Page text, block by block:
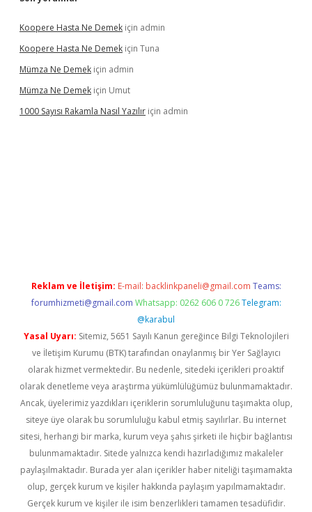
Koopere Hasta Ne Demek için admin
Koopere Hasta Ne Demek için Tuna
Mümza Ne Demek için admin
Mümza Ne Demek için Umut
1000 Sayısı Rakamla Nasıl Yazılır için admin
Reklam ve İletişim: E-mail: backlinkpaneli@gmail.com Teams:
forumhizmeti@gmail.com Whatsapp: 0262 606 0 726 Telegram:
@karabul
Yasal Uyarı: Sitemiz, 5651 Sayılı Kanun gereğince Bilgi Teknolojileri
ve İletişim Kurumu (BTK) tarafından onaylanmış bir Yer Sağlayıcı
olarak hizmet vermektedir. Bu nedenle, sitedeki içerikleri proaktif
olarak denetleme veya araştırma yükümlülüğümüz bulunmamaktadır.
Ancak, üyelerimiz yazdıkları içeriklerin sorumluluğunu taşımakta olup,
siteye üye olarak bu sorumluluğu kabul etmiş sayılırlar. Bu internet
sitesi, herhangi bir marka, kurum veya şahıs şirketi ile hiçbir bağlantısı
bulunmamaktadır. Sitede yalnızca kendi hazırladığımız makaleler
paylaşılmaktadır. Burada yer alan içerikler haber niteliği taşımamakta
olup, gerçek kurum ve kişiler hakkında paylaşım yapılmamaktadır.
Gerçek kurum ve kişiler ile isim benzerlikleri tamamen tesadüfidir.